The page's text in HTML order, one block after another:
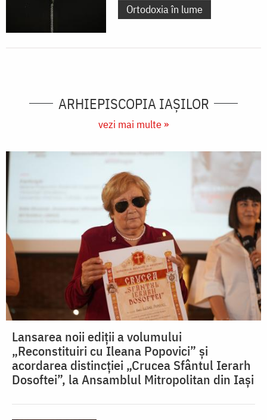
Ortodoxia în lume
ARHIEPISCOPIA IAŞILOR
vezi mai multe »
Lansarea noii ediții a volumului
„Reconstituiri cu Ileana Popovici” și
acordarea distincției „Crucea Sfântul Ierarh
Dosoftei”, la Ansamblul Mitropolitan din Iași